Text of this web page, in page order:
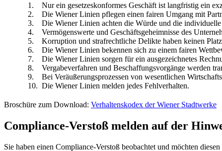
Nur ein gesetzeskonformes Geschäft ist langfristig ein
Die Wiener Linien pflegen einen fairen Umgang mit
Die Wiener Linien achten die Würde und die
Vermögenswerte und Geschäftsgeheimnisse des
Korruption und strafrechtliche Delikte haben keinen
Die Wiener Linien bekennen sich zu einem fairen
Die Wiener Linien sorgen für ein ausgezeichnetes
Vergabeverfahren und Beschaffungsvorgänge werden
Bei Veräußerungsprozessen von wesentlichen
Die Wiener Linien melden jedes Fehlverhalten.
Broschüre zum Download: Verhaltenskodex der Wiener Stadtwerke
Compliance-Verstoß melden auf der
Sie haben einen Compliance-Verstoß beobachtet und möchten